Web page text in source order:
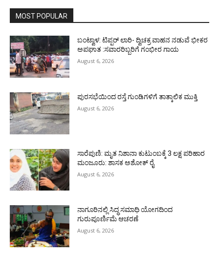
MOST POPULAR
ಬಂಟ್ವಾಳ: ಟಿಪ್ಪರ್ ಲಾರಿ- ದ್ವಿಚಕ್ರ ವಾಹನ ನಡುವೆ ಭೀಕರ
ಅಪಘಾತ :ಸವಾರರಿಬ್ಬರಿಗೆ ಗಂಭೀರ ಗಾಯ
August 6, 2026
ಪುರಸಭೆಯಿಂದ ರಸ್ತೆ ಗುಂಡಿಗಳಿಗೆ ತಾತ್ಕಾಲಿಕ ಮುಕ್ತಿ
August 6, 2026
ಸಾರೆಪುಣಿ: ಮೃತ ನಿಶಾನಾ ಕುಟುಂಬಕ್ಕೆ 3 ಲಕ್ಷ ಪರಿಹಾರ
ಮಂಜೂರು: ಶಾಸಕ ಅಶೋಕ್ ರೈ
August 6, 2026
ನಾಗೂರಿನಲ್ಲಿ ಸಿದ್ಧ ಸಮಾಧಿ ಯೋಗದಿಂದ
ಗುರುಪೂರ್ಣಿಮೆ ಆಚರಣೆ
August 6, 2026